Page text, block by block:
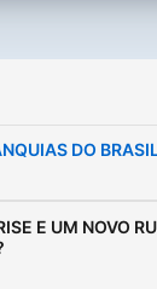
DO
E UM NOVO